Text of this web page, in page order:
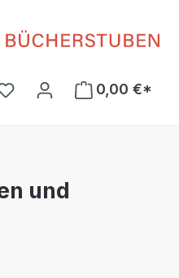
Du hast 0 Produkte auf
0,00 €*
und